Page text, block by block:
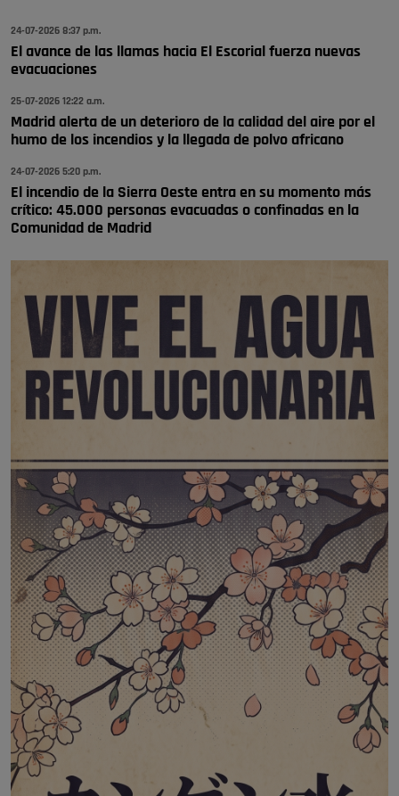
Pozuelo de Alarcón
🔴 EXCLUSIVA | El comisario de la …
se va porke no tiene piscina 🤪🤪🤪
Pozuelo de Alarcón
🔴 EXCLUSIVA | El comisario de la …
24-07-2026 8:37 p.m.
El avance de las llamas hacia El Escorial fuerza nuevas
evacuaciones
25-07-2026 12:22 a.m.
Madrid alerta de un deterioro de la calidad del aire por el
humo de los incendios y la llegada de polvo africano
24-07-2026 5:20 p.m.
El incendio de la Sierra Oeste entra en su momento más
crítico: 45.000 personas evacuadas o confinadas en la
Comunidad de Madrid